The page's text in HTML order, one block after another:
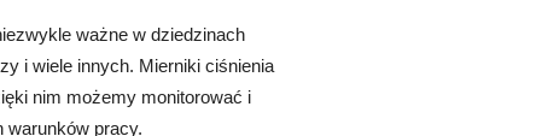
ważne w dziedzinach
i wiele innych. Mierniki ciśnienia
nim możemy monitorować i
warunków pracy.